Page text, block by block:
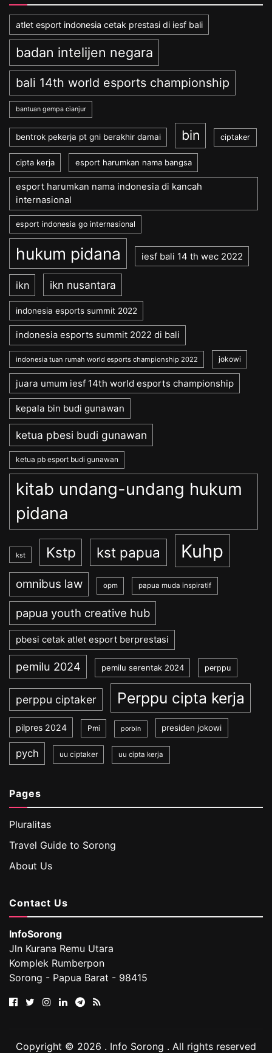
atlet esport indonesia cetak prestasi di iesf bali
badan intelijen negara
bali 14th world esports championship
bantuan gempa cianjur
bentrok pekerja pt gni berakhir damai bin ciptaker
cipta kerja esport harumkan nama bangsa
esport harumkan nama indonesia di kancah
internasional
esport indonesia go internasional
hukum pidana iesf bali 14 th wec 2022
ikn ikn nusantara
indonesia esports summit 2022
indonesia esports summit 2022 di bali
indonesia tuan rumah world esports championship 2022 jokowi
juara umum iesf 14th world esports championship
kepala bin budi gunawan
ketua pbesi budi gunawan
ketua pb esport budi gunawan
kitab undang-undang hukum
pidana
kst Kstp kst papua Kuhp
omnibus law opm papua muda inspiratif
papua youth creative hub
pbesi cetak atlet esport berprestasi
pemilu 2024 pemilu serentak 2024 perppu
perppu ciptaker Perppu cipta kerja
pilpres 2024 Pmi porbin presiden jokowi
pych uu ciptaker uu cipta kerja
Pages
Pluralitas
Travel Guide to Sorong
About Us
Contact Us
InfoSorong
Jln Kurana Remu Utara
Komplek Rumberpon
Sorong - Papua Barat - 98415
Copyright © 2026 . Info Sorong . All rights reserved